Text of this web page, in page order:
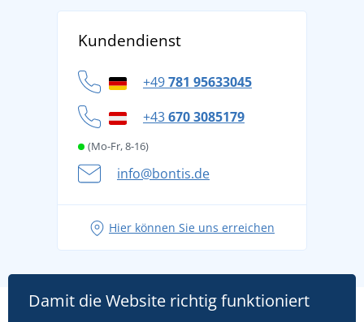
Datenschutz
Cookie-Richtlinie
Für Unternehmen und Organisationen
Kundendienst
+49781 95633045
+43670 3085179
(Mo-Fr, 8-16)
info@bontis.de
Hier können Sie uns erreichen
Damit die Website richtig funktioniert